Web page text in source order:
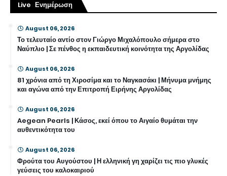
Live Ενημέρωση
August 06, 2026
Το τελευταίο αντίο στον Γιώργο Μιχαλόπουλο σήμερα στο
Ναύπλιο | Σε πένθος η εκπαιδευτική κοινότητα της Αργολίδας
August 06, 2026
81 χρόνια από τη Χιροσίμα και το Ναγκασάκι | Μήνυμα μνήμης
και αγώνα από την Επιτροπή Ειρήνης Αργολίδας
August 06, 2026
Aegean Pearls | Κάσος, εκεί όπου το Αιγαίο θυμάται την
αυθεντικότητα του
August 06, 2026
Φρούτα του Αυγούστου | Η ελληνική γη χαρίζει τις πιο γλυκές
γεύσεις του καλοκαιριού